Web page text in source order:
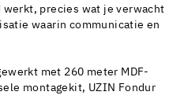
precies wat je verwacht
waarin communicatie en
met 260 meter MDF-
montagekit, UZIN Fondur